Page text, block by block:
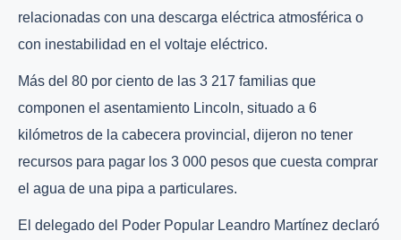
relacionadas con una descarga eléctrica atmosférica o
con inestabilidad en el voltaje eléctrico.
Más del 80 por ciento de las 3 217 familias que
componen el asentamiento Lincoln, situado a 6
kilómetros de la cabecera provincial, dijeron no tener
recursos para pagar los 3 000 pesos que cuesta comprar
el agua de una pipa a particulares.
El delegado del Poder Popular Leandro Martínez declaró